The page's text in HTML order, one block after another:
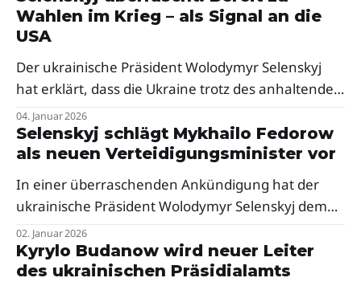
Chrystia Freeland, wird seine externe Beraterin für
wirtschaftliche Entwicklung.
Wahlen im Krieg – als Signal an die
USA
Der ukrainische Präsident Wolodymyr Selenskyj
hat erklärt, dass die Ukraine trotz des anhaltenden
Krieges grundsätzlich zu Wahlen bereit ist.
04. Januar 2026
Selenskyj schlägt Mykhailo Fedorow
als neuen Verteidigungsminister vor
In einer überraschenden Ankündigung hat der
ukrainische Präsident Wolodymyr Selenskyj dem
derzeitigen Vize-Premierminister und Minister für
digitale Transformation, Mykhailo Fedorow,
vorgeschlagen, das Amt des
02. Januar 2026
Kyrylo Budanow wird neuer Leiter
des ukrainischen Präsidialamts